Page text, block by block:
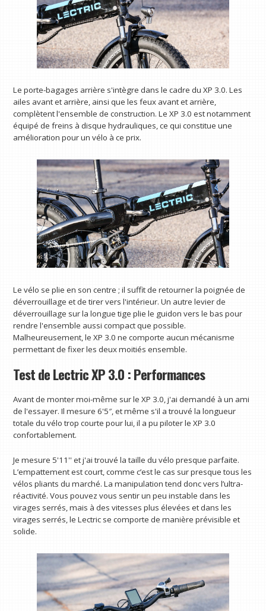
Le porte-bagages arrière s'intègre dans le cadre du XP 3.0. Les
ailes avant et arrière, ainsi que les feux avant et arrière,
complètent l'ensemble de construction. Le XP 3.0 est notamment
équipé de freins à disque hydrauliques, ce qui constitue une
amélioration pour un vélo à ce prix.
Le vélo se plie en son centre ; il suffit de retourner la poignée de
déverrouillage et de tirer vers l'intérieur. Un autre levier de
déverrouillage sur la longue tige plie le guidon vers le bas pour
rendre l'ensemble aussi compact que possible.
Malheureusement, le XP 3.0 ne comporte aucun mécanisme
permettant de fixer les deux moitiés ensemble.
Test de Lectric XP 3.0 : Performances
Avant de monter moi-même sur le XP 3.0, j'ai demandé à un ami
de l'essayer. Il mesure 6'5″, et même s'il a trouvé la longueur
totale du vélo trop courte pour lui, il a pu piloter le XP 3.0
confortablement.
Je mesure 5'11'' et j'ai trouvé la taille du vélo presque parfaite.
L’empattement est court, comme c’est le cas sur presque tous les
vélos pliants du marché. La manipulation tend donc vers l’ultra-
réactivité. Vous pouvez vous sentir un peu instable dans les
virages serrés, mais à des vitesses plus élevées et dans les
virages serrés, le Lectric se comporte de manière prévisible et
solide.